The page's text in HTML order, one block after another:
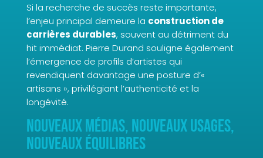
Si la recherche de succès reste importante,
l’enjeu principal demeure la construction de
carrières durables, souvent au détriment du
hit immédiat. Pierre Durand souligne également
l’émergence de profils d’artistes qui
revendiquent davantage une posture d’«
artisans », privilégiant l’authenticité et la
longévité.
Nouveaux médias, nouveaux usages,
nouveaux équilibres